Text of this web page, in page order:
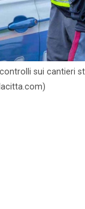
sui cantieri